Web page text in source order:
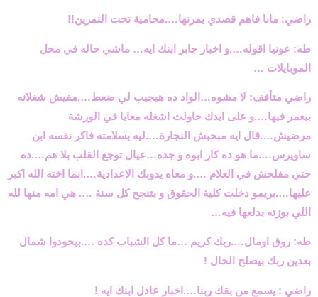
راضي: مانا فاهم قصدي يمرنها….محامية تحت التمرين!!
طه: عونيا اقوله….و اخبار جابر ابنك ايه… ماشي حاله في محل
الموبايلات …
راضي متأفف: لا مشوه…الواد ده هيجيب لي ضعط….مفيش شغلانه
بيعمر فيها….و على ايدك حاولت اشغله معايا في الورشة
مرضيش….قال ايه مبحبش النجارة….ليه بسلامته فاكر نفسه ابن
ساويرس….ما هو ده كار ابوه و جده…عيال توجع القلب بلا هم….ده
حتي مفلحش في العلام ….و معاه يدوبك الاعدادية….انما اخته الله اكبر
عليها….بريمو دخلت كلية الحقوق و بتنجح كل سنة …. هي امه منها لله
اللي بوزته بدلعها فيه…
طه: روق اومال….ربك كريم …ما كل الشباب كده ….بيحودوا شمال
بعدين ربك بيصلح الحال !
راضي : يسمع من بقك ربنا….اخبار عادل ابنك ايه !